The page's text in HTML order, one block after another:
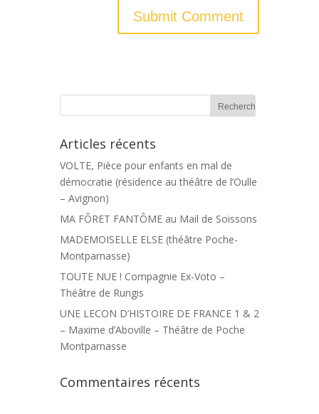
Articles récents
VOLTE, Pièce pour enfants en mal de
démocratie (résidence au théâtre de l’Oulle
– Avignon)
MA FÔRET FANTÔME au Mail de Soissons
MADEMOISELLE ELSE (théâtre Poche-
Montparnasse)
TOUTE NUE ! Compagnie Ex-Voto –
Théâtre de Rungis
UNE LECON D’HISTOIRE DE FRANCE 1 & 2
– Maxime d’Aboville – Théâtre de Poche
Montparnasse
Commentaires récents